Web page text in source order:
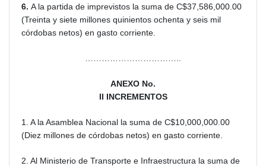
6. A la partida de imprevistos la suma de C$37,586,000.00
(Treinta y siete millones quinientos ochenta y seis mil
córdobas netos) en gasto corriente.
ANEXO No.
II INCREMENTOS
1. A la Asamblea Nacional la suma de C$10,000,000.00
(Diez millones de córdobas netos) en gasto corriente.
2. Al Ministerio de Transporte e Infraestructura la suma de